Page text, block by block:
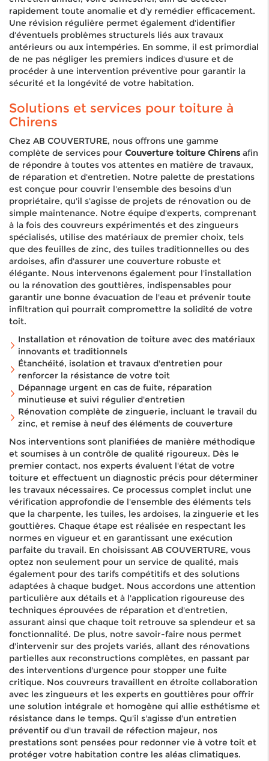
rapidement toute anomalie et d'y remédier efficacement.
Une révision régulière permet également d'identifier
d'éventuels problèmes structurels liés aux travaux
antérieurs ou aux intempéries. En somme, il est primordial
de ne pas négliger les premiers indices d'usure et de
procéder à une intervention préventive pour garantir la
sécurité et la longévité de votre habitation.
Solutions et services pour toiture à
Chirens
Chez AB COUVERTURE, nous offrons une gamme
complète de services pour Couverture toiture Chirens afin
de répondre à toutes vos attentes en matière de travaux,
de réparation et d'entretien. Notre palette de prestations
est conçue pour couvrir l'ensemble des besoins d'un
propriétaire, qu'il s'agisse de projets de rénovation ou de
simple maintenance. Notre équipe d'experts, comprenant
à la fois des couvreurs expérimentés et des zingueurs
spécialisés, utilise des matériaux de premier choix, tels
que des feuilles de zinc, des tuiles traditionnelles ou des
ardoises, afin d'assurer une couverture robuste et
élégante. Nous intervenons également pour l'installation
ou la rénovation des gouttières, indispensables pour
garantir une bonne évacuation de l'eau et prévenir toute
infiltration qui pourrait compromettre la solidité de votre
toit.
Installation et rénovation de toiture avec des matériaux
innovants et traditionnels
Étanchéité, isolation et travaux d'entretien pour
renforcer la résistance de votre toit
Dépannage urgent en cas de fuite, réparation
minutieuse et suivi régulier d'entretien
Rénovation complète de zinguerie, incluant le travail du
zinc, et remise à neuf des éléments de couverture
Nos interventions sont planifiées de manière méthodique
et soumises à un contrôle de qualité rigoureux. Dès le
premier contact, nos experts évaluent l'état de votre
toiture et effectuent un diagnostic précis pour déterminer
les travaux nécessaires. Ce processus complet inclut une
vérification approfondie de l'ensemble des éléments tels
que la charpente, les tuiles, les ardoises, la zinguerie et les
gouttières. Chaque étape est réalisée en respectant les
normes en vigueur et en garantissant une exécution
parfaite du travail. En choisissant AB COUVERTURE, vous
optez non seulement pour un service de qualité, mais
également pour des tarifs compétitifs et des solutions
adaptées à chaque budget. Nous accordons une attention
particulière aux détails et à l'application rigoureuse des
techniques éprouvées de réparation et d'entretien,
assurant ainsi que chaque toit retrouve sa splendeur et sa
fonctionnalité. De plus, notre savoir-faire nous permet
d'intervenir sur des projets variés, allant des rénovations
partielles aux reconstructions complètes, en passant par
des interventions d'urgence pour stopper une fuite
critique. Nos couvreurs travaillent en étroite collaboration
avec les zingueurs et les experts en gouttières pour offrir
une solution intégrale et homogène qui allie esthétisme et
résistance dans le temps. Qu'il s'agisse d'un entretien
préventif ou d'un travail de réfection majeur, nos
prestations sont pensées pour redonner vie à votre toit et
protéger votre habitation contre les aléas climatiques.